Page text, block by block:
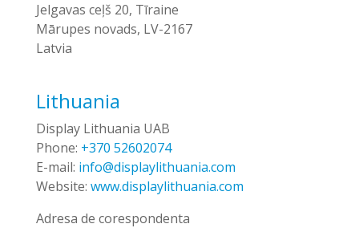
Jelgavas ceļš 20, Tīraine
Mārupes novads, LV-2167
Latvia
Lithuania
Display Lithuania UAB
Phone: +370 52602074
E-mail: info@displaylithuania.com
Website: www.displaylithuania.com
Adresa de corespondenta